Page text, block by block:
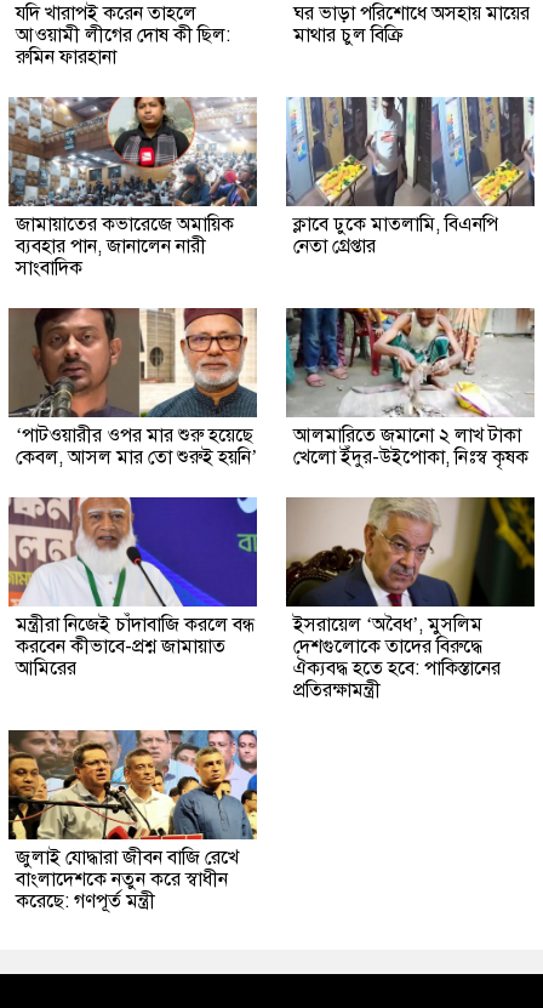
যদি খারাপই করেন তাহলে
আওয়ামী লীগের দোষ কী ছিল:
রুমিন ফারহানা
ঘর ভাড়া পরিশোধে অসহায় মায়ের
মাথার চুল বিক্রি
জামায়াতের কভারেজে অমায়িক
ব্যবহার পান, জানালেন নারী
সাংবাদিক
ক্লাবে ঢুকে মাতলামি, বিএনপি
নেতা গ্রেপ্তার
‘পাটওয়ারীর ওপর মার শুরু হয়েছে
কেবল, আসল মার তো শুরুই হয়নি’
আলমারিতে জমানো ২ লাখ টাকা
খেলো ইঁদুর-উইপোকা, নিঃস্ব কৃষক
মন্ত্রীরা নিজেই চাঁদাবাজি করলে বন্ধ
করবেন কীভাবে-প্রশ্ন জামায়াত
আমিরের
ইসরায়েল ‘অবৈধ’, মুসলিম
দেশগুলোকে তাদের বিরুদ্ধে
ঐক্যবদ্ধ হতে হবে: পাকিস্তানের
প্রতিরক্ষামন্ত্রী
জুলাই যোদ্ধারা জীবন বাজি রেখে
বাংলাদেশকে নতুন করে স্বাধীন
করেছে: গণপূর্ত মন্ত্রী